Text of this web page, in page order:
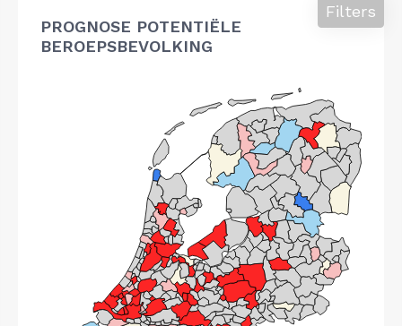
PROGNOSE POTENTIËLE
BEROEPSBEVOLKING
Filters